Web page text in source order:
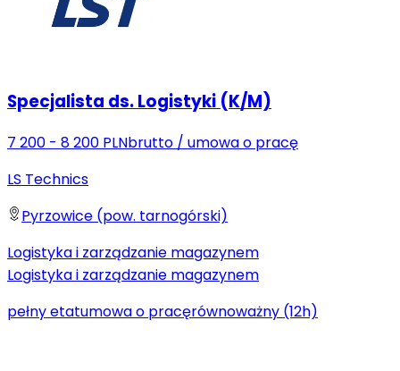
Specjalista ds. Logistyki (K/M)
7 200 - 8 200 PLNbrutto / umowa o pracę
LS Technics
Pyrzowice (pow. tarnogórski)
Logistyka i zarządzanie magazynem
Logistyka i zarządzanie magazynem
pełny etatumowa o pracęrównoważny (12h)